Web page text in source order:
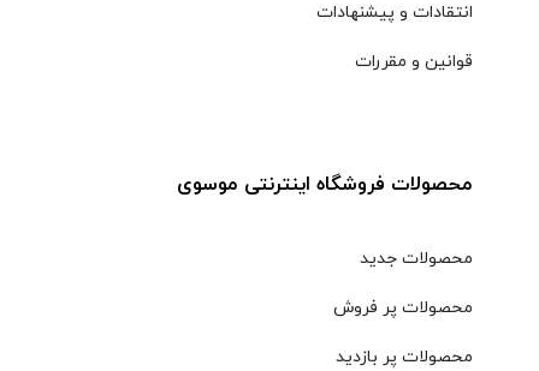
انتقادات و پیشنهادات
قوانین و مقررات
محصولات فروشگاه اینترنتی موسوی
محصولات جدید
محصولات پر فروش
محصولات پر بازدید